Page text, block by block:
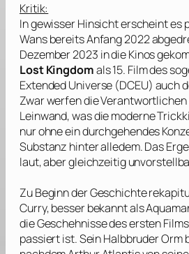
Kritik:
In gewisser Hinsicht erscheint es
Wansbereits Anfang 2022
Dezember 2023 in die Kinos
Lost Kingdomals 15. Film des
Extended Universe (DCEU) auch
Zwar werfen die
Leinwand, was die moderne
nur ohne ein durchgehendes
Substanz hinter alledem. Das
laut, aber gleichzeitig
Zu Beginn der Geschichte
Curry, besser bekannt als
die Geschehnisse des ersten
passiert ist. Sein Halbbruder Orm